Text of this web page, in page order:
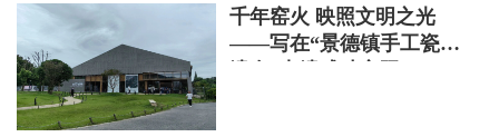
千年窑火 映照文明之光
——写在“景德镇手工瓷业